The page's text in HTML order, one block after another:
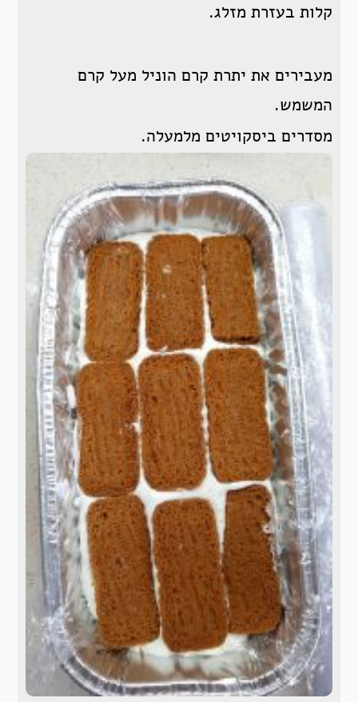
קלות בעזרת מזלג.
מעבירים את יתרת קרם הוניל מעל קרם
המשמש.
מסדרים ביסקויטים מלמעלה.